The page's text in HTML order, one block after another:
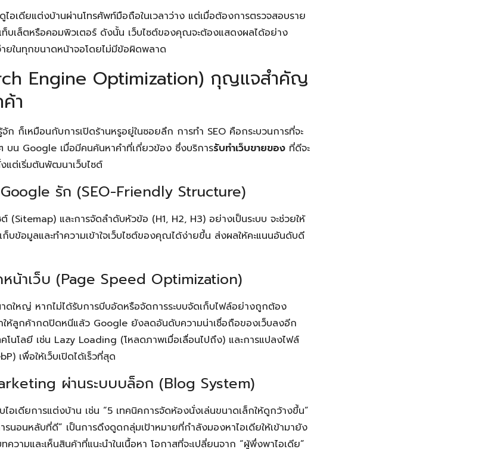
เดียแต่งบ้านผ่านโทรศัพท์มือถือในเวลาว่าง แต่เมื่อต้องการตรวจสอบราย
แท็บเล็ตหรือคอมพิวเตอร์ ดังนั้น เว็บไซต์ของคุณจะต้องแสดงผลได้อย่าง
ยในทุกขนาดหน้าจอโดยไม่มีข้อผิดพลาด
Engine Optimization) กุญแจสำคัญ
า
จัก ก็เหมือนกับการเปิดร้านหรูอยู่ในซอยลึก การทำ SEO คือกระบวนการที่จะ
น Google เมื่อมีคนค้นหาคำที่เกี่ยวข้อง ซึ่งบริการรับทำเว็บขายของ ที่ดีจะ
แต่เริ่มต้นพัฒนาเว็บไซต์
Google รัก (SEO-Friendly Structure)
(Sitemap) และการจัดลำดับหัวข้อ (H1, H2, H3) อย่างเป็นระบบ จะช่วยให้
บข้อมูลและทำความเข้าใจเว็บไซต์ของคุณได้ง่ายขึ้น ส่งผลให้คะแนนอันดับดี
หน้าเว็บ (Page Speed Optimization)
ใหญ่ หากไม่ได้รับการบีบอัดหรือจัดการระบบจัดเก็บไฟล์อย่างถูกต้อง
ำให้ลูกค้ากดปิดหนีแล้ว Google ยังลดอันดับความน่าเชื่อถือของเว็บลงอีก
โนโลยี เช่น Lazy Loading (โหลดภาพเมื่อเลื่อนไปถึง) และการแปลงไฟล์
เพื่อให้เว็บเปิดได้เร็วที่สุด
ผ่านระบบบล็อก (Blog System)
ไอเดียการแต่งบ้าน เช่น “5 เทคนิคการจัดห้องนั่งเล่นขนาดเล็กให้ดูกว้างขึ้น”
รนอนหลับที่ดี” เป็นการดึงดูดกลุ่มเป้าหมายที่กำลังมองหาไอเดียให้เข้ามายัง
วามและเห็นสินค้าที่แนะนำในเนื้อหา โอกาสที่จะเปลี่ยนจาก “ผู้พึ่งพาไอเดีย”